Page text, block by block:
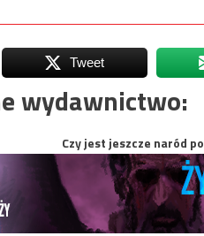
Tweet
wydawnictwo:
Czy jest jeszcze naród